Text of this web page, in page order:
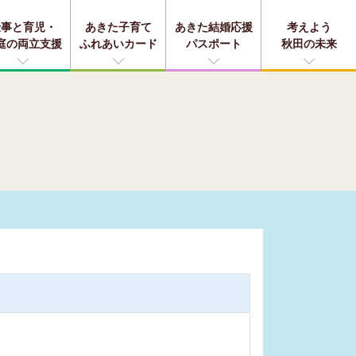
と育児・
の両立支援
あきた子育て
ふれあいカード
あきた結婚応援
パスポート
考えよう
秋田の未来